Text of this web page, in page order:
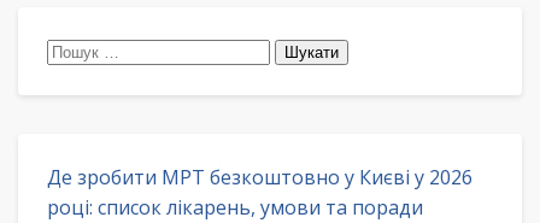
Пошук:
Де зробити МРТ безкоштовно у Києві у 2026
році: список лікарень, умови та поради